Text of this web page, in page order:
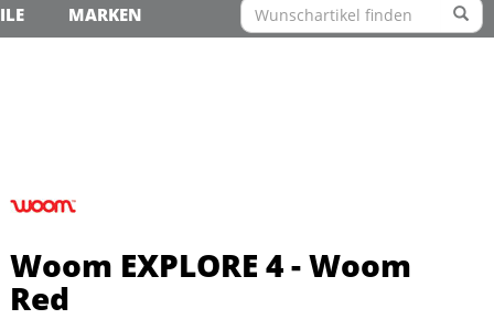
MARKEN
Woom EXPLORE 4 - Woom
Red